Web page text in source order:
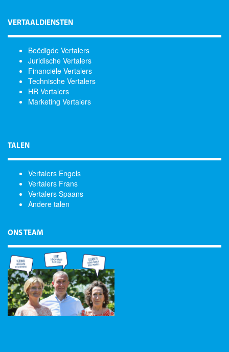
VERTAALDIENSTEN
Beëdigde Vertalers
Juridische Vertalers
Financiële Vertalers
Technische Vertalers
HR Vertalers
Marketing Vertalers
TALEN
Vertalers Engels
Vertalers Frans
Vertalers Spaans
Andere talen
ONS TEAM